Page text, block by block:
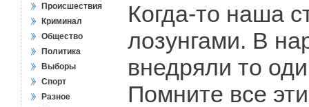
Происшествия
Криминал
Общество
Политика
Выборы
Спорт
Разное
Когда-то наша
лозунгами. В
внедряли то
Помните все